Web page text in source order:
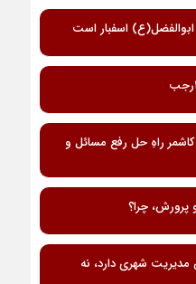
اسفبار است
راهِ حل رفع مسائل و
چرا؟
شهری دارد، نه